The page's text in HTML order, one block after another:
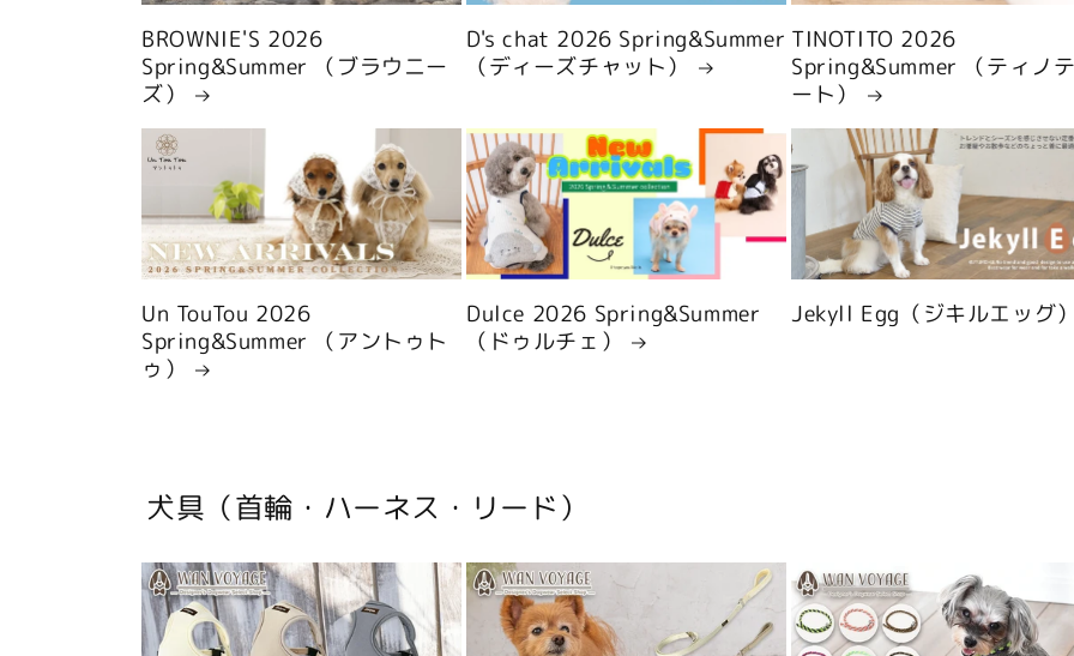
BROWNIE'S 2026
Spring&Summer （ブラウニー
ズ）
D's chat 2026 Spring&Summer
（ディーズチャット）
TINOTITO 2026
Spring&Summer （ティノ
ート）
Un TouTou 2026
Spring&Summer （アントゥト
ゥ）
Dulce 2026 Spring&Summer
（ドゥルチェ）
Jekyll Egg（ジキルエッグ
犬具（首輪・ハーネス・リード）